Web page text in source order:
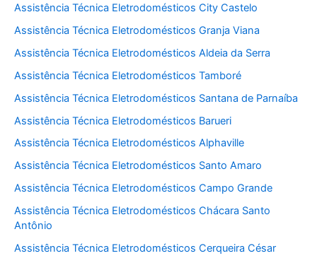
Assistência Técnica Eletrodomésticos City Castelo
Assistência Técnica Eletrodomésticos Granja Viana
Assistência Técnica Eletrodomésticos Aldeia da Serra
Assistência Técnica Eletrodomésticos Tamboré
Assistência Técnica Eletrodomésticos Santana de Parnaíba
Assistência Técnica Eletrodomésticos Barueri
Assistência Técnica Eletrodomésticos Alphaville
Assistência Técnica Eletrodomésticos Santo Amaro
Assistência Técnica Eletrodomésticos Campo Grande
Assistência Técnica Eletrodomésticos Chácara Santo
Antônio
Assistência Técnica Eletrodomésticos Cerqueira César